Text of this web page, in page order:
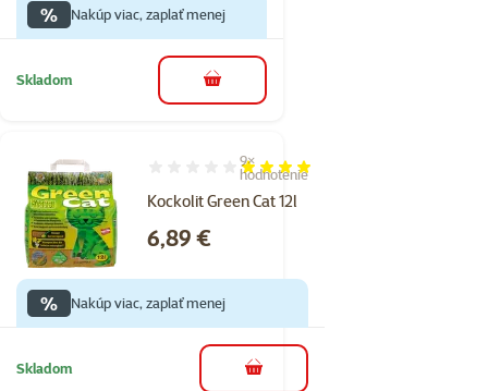
% Nakúp viac, zaplať menej
Skladom do košíka
Kockolit Green Cat 12l
Hodnotenie 80%, počet hodnotení: 9
9×
hodnotenie
Cena
6,89 €
% Nakúp viac, zaplať menej
Skladom do košíka